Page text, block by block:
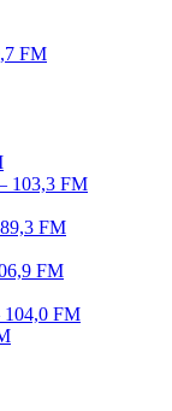
FM
103,3 FM
FM
FM
FM